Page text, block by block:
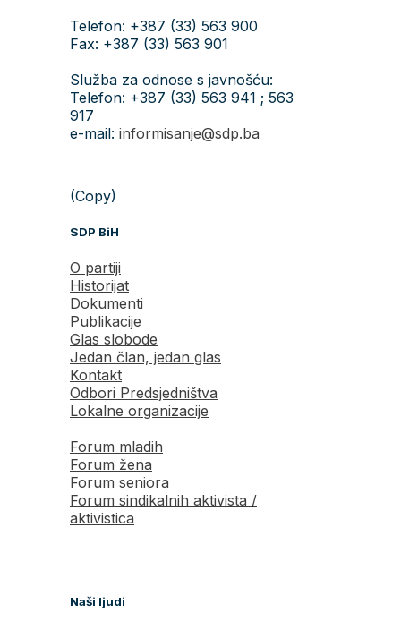
Telefon: +387 (33) 563 900
Fax: +387 (33) 563 901
Služba za odnose s javnošću:
Telefon: +387 (33) 563 941 ; 563
917
e-mail: informisanje@sdp.ba
(Copy)
SDP BiH
O partiji
Historijat
Dokumenti
Publikacije
Glas slobode
Jedan član, jedan glas
Kontakt
Odbori Predsjedništva
Lokalne organizacije
Forum mladih
Forum žena
Forum seniora
Forum sindikalnih aktivista /
aktivistica
Naši ljudi